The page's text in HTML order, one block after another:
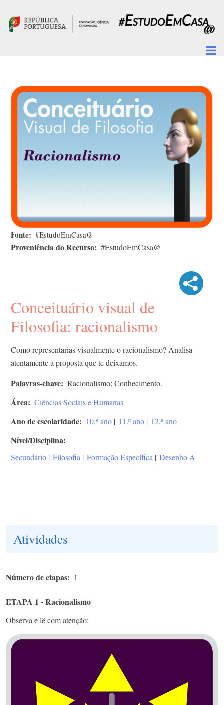
Fonte #EstudoEmCasa@
Proveniência do Recurso #EstudoEmCasa@
Conceituário visual de
Filosofia: racionalismo
Como representarias visualmente o racionalismo? Analisa
atentamente a proposta que te deixamos.
Palavras-chave Racionalismo; Conhecimento.
Área Ciências Sociais e Humanas
Ano de escolaridade 10.º ano | 11.º ano | 12.º ano
Nível/Disciplina
Secundário | Filosofia | Formação Específica | Desenho A
Atividades
Número de etapas 1
ETAPA 1 - Racionalismo
Observa e lê com atenção: